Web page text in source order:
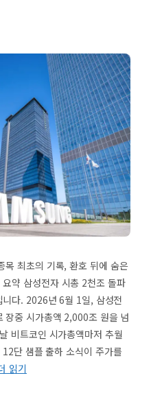
목 최초의 기록, 환호 뒤에 숨은
약 삼성전자 시총 2천조 돌파
다. 2026년 6월 1일, 삼성전
장중 시가총액 2,000조 원을 넘
비트코인 시가총액마저 추월
단 샘플 출하 소식이 주가를
읽기